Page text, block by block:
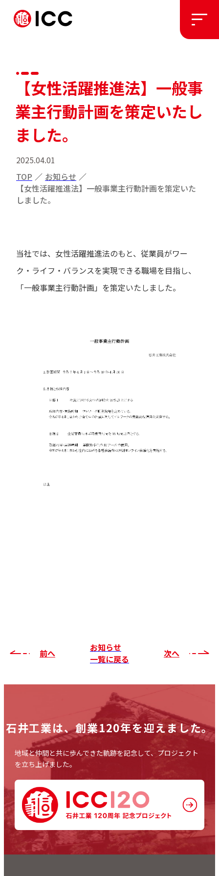
施工実績
私たちについて
お知らせ
採用情報
セキュリティポリシー
【女性活躍推進法】一般事
業主行動計画を策定いたし
ました。
2025.04.01
TOP ／ お知らせ ／
【女性活躍推進法】一般事業主行動計画を策定いた
しました。
当社では、女性活躍推進法のもと、従業員がワー
ク・ライフ・バランスを実現できる職場を目指し、
「一般事業主行動計画」を策定いたしました。
前へ
お知らせ
一覧に戻る
次へ
石井工業は、創業120年を迎えました。
地域と仲間と共に歩んできた軌跡を記念して、プロジェクト
を立ち上げました。